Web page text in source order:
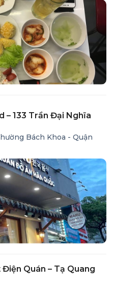
– 133 Trần Đại Nghĩa
Bách Khoa - Quận
Điện Quán – Tạ Quang